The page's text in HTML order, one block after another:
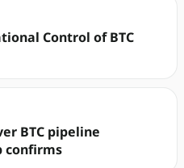
Control of BTC
BTC pipeline
confirms